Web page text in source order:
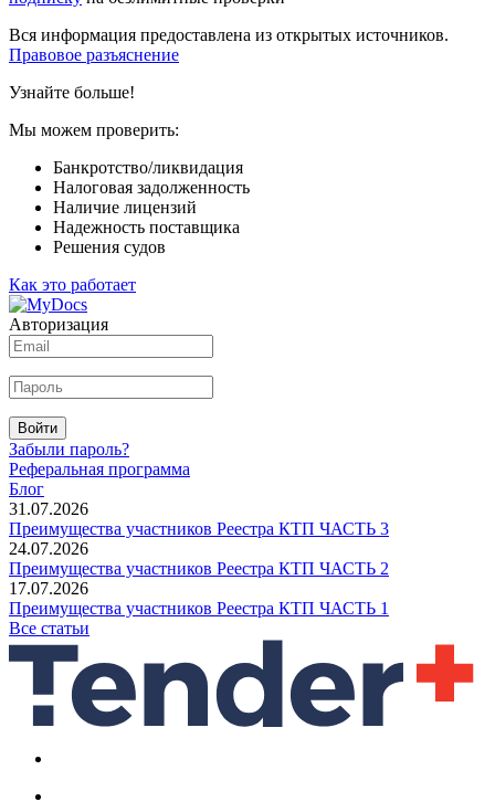
Вся информация предоставлена из открытых источников.
Правовое разъяснение
Узнайте больше!
Мы можем проверить:
Банкротство/ликвидация
Налоговая задолженность
Наличие лицензий
Надежность поставщика
Решения судов
Как это работает
Авторизация
Войти
Забыли пароль?
Реферальная программа
Блог
31.07.2026
Преимущества участников Реестра КТП ЧАСТЬ 3
24.07.2026
Преимущества участников Реестра КТП ЧАСТЬ 2
17.07.2026
Преимущества участников Реестра КТП ЧАСТЬ 1
Все статьи